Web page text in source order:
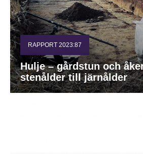
RAPPORT 2023:87
Hulje – gårdstun och
stenålder till järnålder